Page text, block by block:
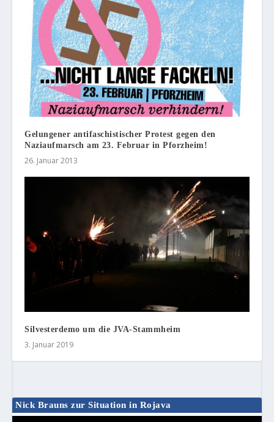
Gelungener antifaschistischer Protest gegen den
Naziaufmarsch am 23. Februar in Pforzheim!
26. Januar 2013
Silvesterdemo um die JVA-Stammheim
3. Januar 2019
Nick Brauns zur Situation in Rojava